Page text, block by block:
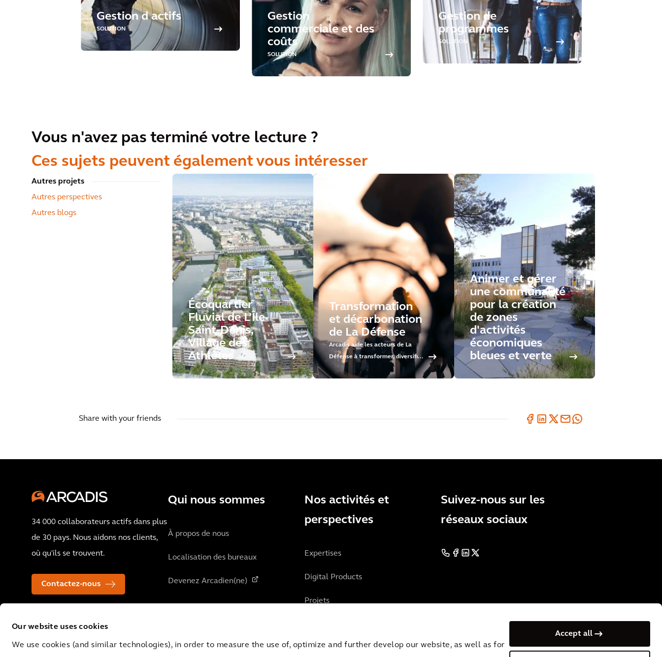
Our website uses cookies
We use cookies (and similar technologies), in order to measure the use of, optimize and further develop our website, as well as for
Accept all
Gestion d actifs
SOLUTION
Gestion
commerciale et des
coûts
SOLUTION
Gestion de
programmes
SOLUTION
Vous n'avez pas terminé votre lecture ?
Ces sujets peuvent également vous intéresser
Autres projets
Autres perspectives
Autres blogs
Écoquartier
Fluvial de L’Île-
Saint-Denis,
Village des
Athlètes
Transformation
et décarbonation
de La Défense
Arcadis aide les acteurs de La
Défense à transformer, diversifier
et décarboner le territoire afin
d'en faire le 1er quartier
Animer et gérer
une communauté
pour la création
de zones
d'activités
économiques
bleues et verte
Share with your friends
34 000 collaborateurs actifs dans plus
de 30 pays. Nous aidons nos clients,
où qu'ils se trouvent.
Contactez-nous
Qui nous sommes
À propos de nous
Localisation des bureaux
Devenez Arcadien(ne)
Nos activités et
perspectives
Expertises
Digital Products
Projets
Suivez-nous sur les
réseaux sociaux